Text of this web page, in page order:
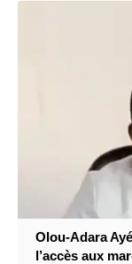
Olou-Adara
l’accès aux